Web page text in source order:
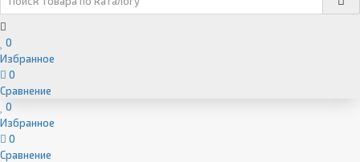
0
Избранное
0
Сравнение
0
Избранное
0
Сравнение